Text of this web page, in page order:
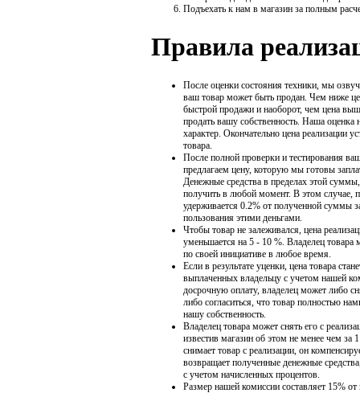
Подъехать к нам в магазин за полным
Правила
После оценки состояния техники, мы
ваш товар может быть продан. Чем ниже
быстрой продажи и наоборот, чем цена
продать вашу собственность. Наша оценка
характер. Окончательно цена реализации
товара.
После полной проверки и тестирования
предлагаем цену, которую мы готовы
Денежные средства в пределах этой
получить в любой момент. В этом случае,
удерживается 0.2% от полученной суммы
пользования этими деньгами.
Чтобы товар не залеживался, цена
уменьшается на 5 - 10 %. Владелец товара
по своей инициативе в любое время.
Если в результате уценки, цена товара
выплаченных владельцу с учетом нашей
досрочную оплату, владелец может либо
либо согласиться, что товар полностью
нашу собственность.
Владелец товара может снять его с
известив магазин об этом не менее чем за
снимает товар с реализации, он
возвращает полученные денежные
с учетом начисленных процентов.
Размер нашей комиссии составляет 15%